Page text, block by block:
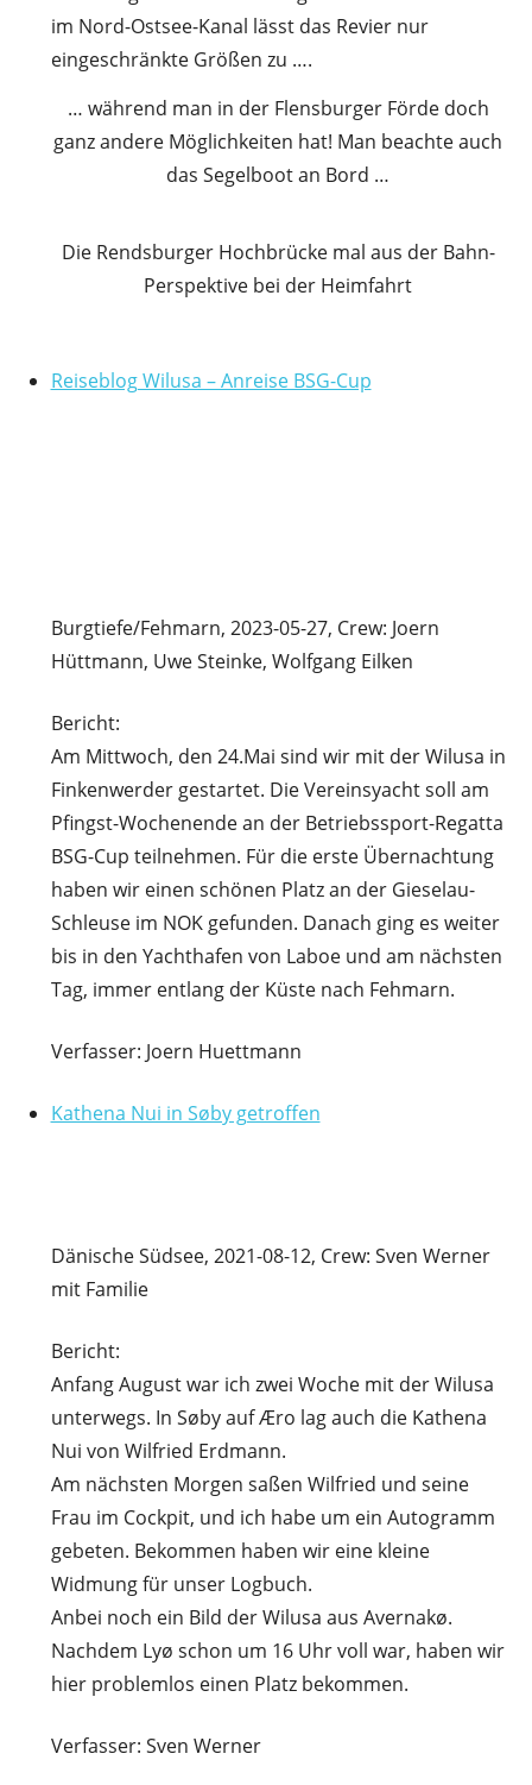
im Nord-Ostsee-Kanal lässt das Revier nur
eingeschränkte Größen zu ….
… während man in der Flensburger Förde doch
ganz andere Möglichkeiten hat! Man beachte auch
das Segelboot an Bord …
Die Rendsburger Hochbrücke mal aus der Bahn-
Perspektive bei der Heimfahrt
Reiseblog Wilusa – Anreise BSG-Cup
Burgtiefe/Fehmarn, 2023-05-27, Crew: Joern
Hüttmann, Uwe Steinke, Wolfgang Eilken
Bericht:
Am Mittwoch, den 24.Mai sind wir mit der Wilusa in
Finkenwerder gestartet. Die Vereinsyacht soll am
Pfingst-Wochenende an der Betriebssport-Regatta
BSG-Cup teilnehmen. Für die erste Übernachtung
haben wir einen schönen Platz an der Gieselau-
Schleuse im NOK gefunden. Danach ging es weiter
bis in den Yachthafen von Laboe und am nächsten
Tag, immer entlang der Küste nach Fehmarn.
Verfasser: Joern Huettmann
Kathena Nui in Søby getroffen
Dänische Südsee, 2021-08-12, Crew: Sven Werner
mit Familie
Bericht:
Anfang August war ich zwei Woche mit der Wilusa
unterwegs. In Søby auf Æro lag auch die Kathena
Nui von Wilfried Erdmann.
Am nächsten Morgen saßen Wilfried und seine
Frau im Cockpit, und ich habe um ein Autogramm
gebeten. Bekommen haben wir eine kleine
Widmung für unser Logbuch.
Anbei noch ein Bild der Wilusa aus Avernakø.
Nachdem Lyø schon um 16 Uhr voll war, haben wir
hier problemlos einen Platz bekommen.
Verfasser: Sven Werner